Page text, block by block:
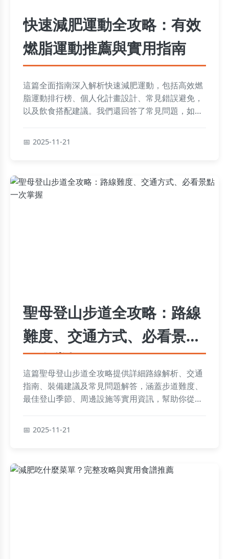
快速減肥運動全攻略：有效
燃脂運動推薦與實用指南
這篇全面指南深入解析快速減肥運動，包括高效燃
脂運動排行榜、個人化計畫設計、常見錯誤避免，
以及飲食搭配建議。我們還回答了常見問題，如運
2025-11-21
聖母登山步道全攻略：路線
難度、交通方式、必看景點
一次掌握
這篇聖母登山步道全攻略提供詳細路線解析、交通
指南、裝備建議及常見問題解答，涵蓋步道難度、
最佳登山季節、周邊設施等實用資訊，幫助你從規
2025-11-21